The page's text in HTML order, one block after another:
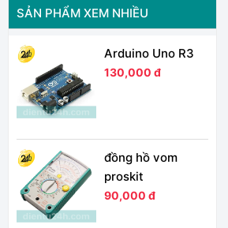
SẢN PHẨM XEM NHIỀU
Arduino Uno R3
130,000 đ
đồng hồ vom
proskit
90,000 đ